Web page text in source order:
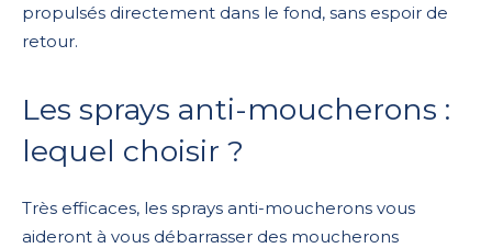
propulsés directement dans le fond, sans espoir de
retour.
Les sprays anti-moucherons :
lequel choisir ?
Très efficaces, les sprays anti-moucherons vous
aideront à vous débarrasser des moucherons